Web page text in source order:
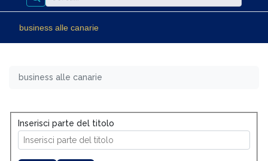
business alle canarie
business alle canarie
Inserisci parte del titolo